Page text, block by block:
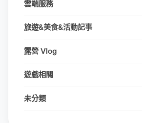
雲端服務
旅遊&美食&活動記事
露營 Vlog
遊戲相關
未分類